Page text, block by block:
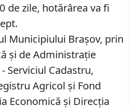
de zile, hotărârea va fi
Municipiului Brașov, prin
și de Administrație
Serviciul Cadastru,
Agricol și Fond
Economică și Direcţia